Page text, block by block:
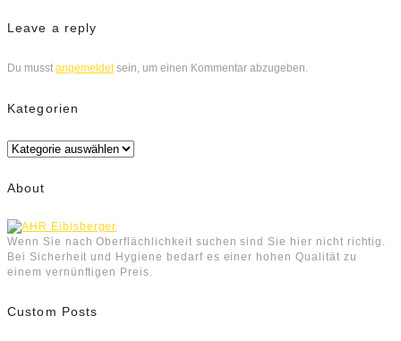
Leave a reply
Du musst angemeldetsein, um einen Kommentar abzugeben.
Kategorien
Kategorien
About
Wenn Sie nach Oberflächlichkeit suchen sind Sie hier nicht richtig.
Bei Sicherheit und Hygiene bedarf es einer hohen Qualität zu
einem vernünftigen Preis.
Custom Posts